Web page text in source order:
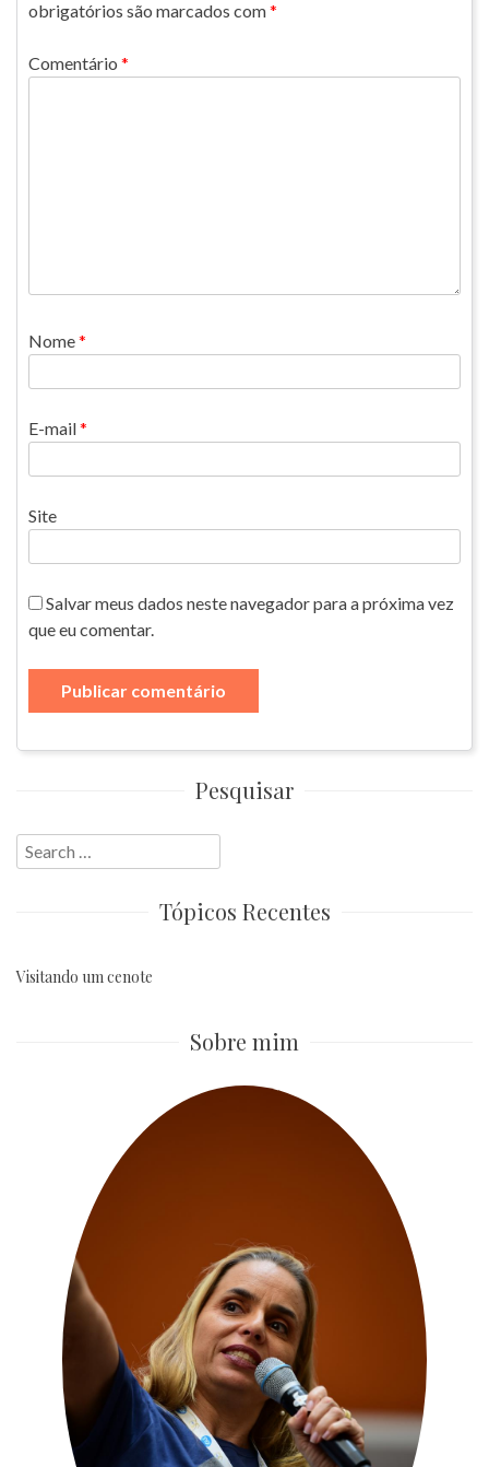
obrigatórios são marcados com*
Comentário *
Nome*
E-mail*
Site
Salvar meus dados neste navegador para a próxima vez
que eu comentar.
Pesquisar
Search
for:
Tópicos Recentes
Visitando um cenote
Sobre mim